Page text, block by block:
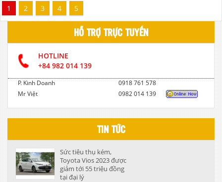
1 2 3 4 5
HỖ TRỢ TRỰC TUYẾN
HOTLINE
+84 982 014 139
P. Kinh Doanh
0918 761 578
Mr Việt
0982 014 139
TIN TỨC
Sức tiêu thụ kém,
Toyota Vios 2023 được
giảm tới 55 triệu đồng
tại đại lý